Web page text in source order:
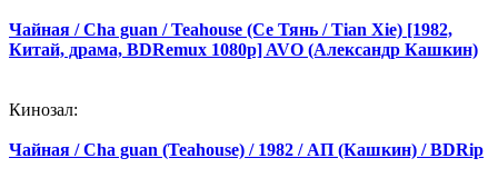
Чайная / Cha guan / Teahouse (Се Тянь / Tian Xie) [1982,
Китай, драма, BDRemux 1080p] AVO (Александр Кашкин)
Кинозал:
Чайная / Cha guan (Teahouse) / 1982 / АП (Кашкин) / BDRip